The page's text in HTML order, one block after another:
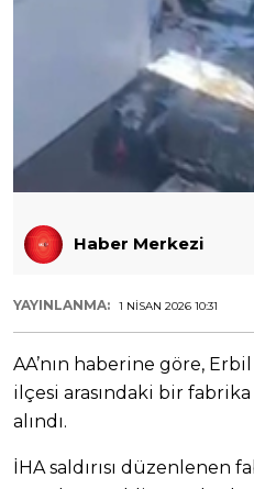
Haber Merkezi
YAYINLANMA: 1 NISAN 2026 10:31
AA’nın haberine göre,
ilçesi arasındaki bir
alındı.
İHA saldırısı düzenlenen